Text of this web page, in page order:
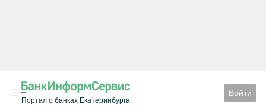
Портал о банках Екатеринбурга
Войти